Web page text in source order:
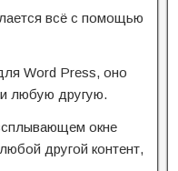
всё с помощью
Word Press, оно
любую другую.
окне
другой контент,